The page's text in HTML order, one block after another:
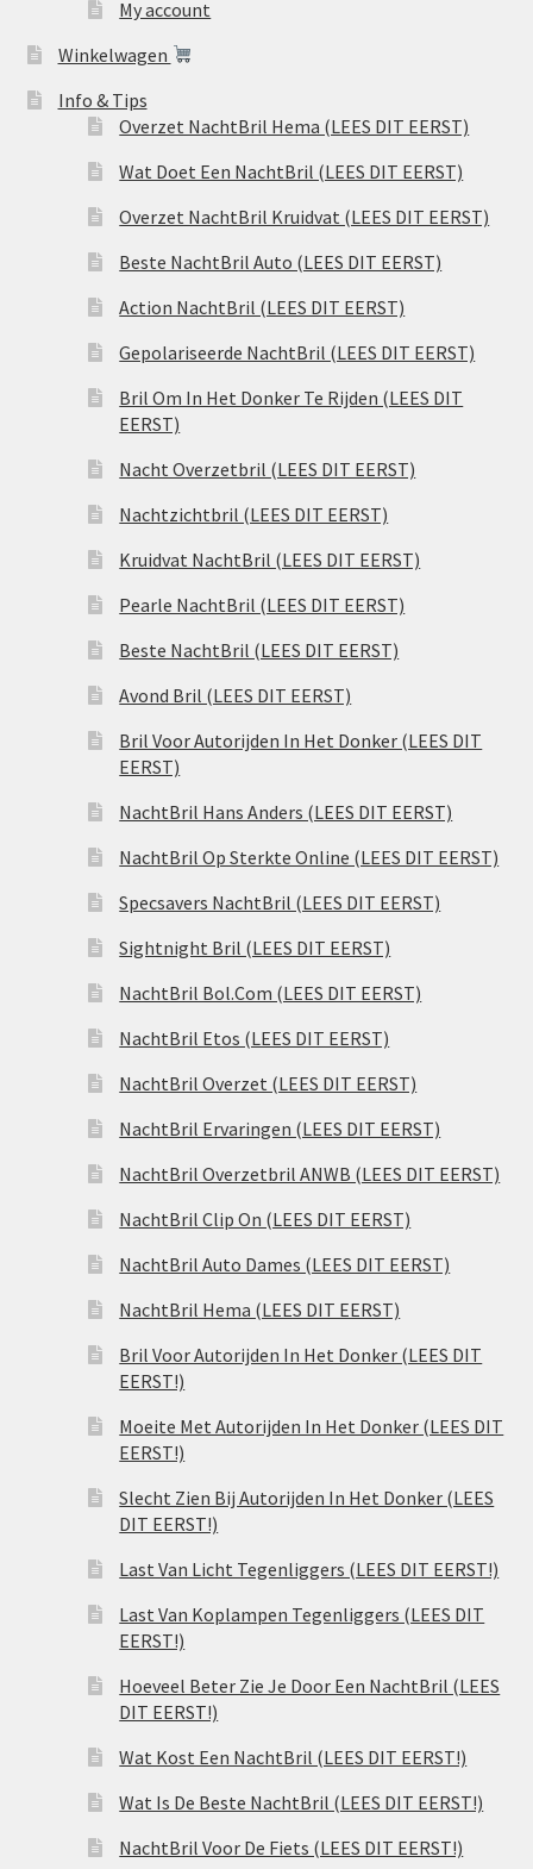
My account
Winkelwagen
Info & Tips
Overzet NachtBril Hema (LEES DIT EERST)
Wat Doet Een NachtBril (LEES DIT EERST)
Overzet NachtBril Kruidvat (LEES DIT EERST)
Beste NachtBril Auto (LEES DIT EERST)
Action NachtBril (LEES DIT EERST)
Gepolariseerde NachtBril (LEES DIT EERST)
Bril Om In Het Donker Te Rijden (LEES DIT
EERST)
Nacht Overzetbril (LEES DIT EERST)
Nachtzichtbril (LEES DIT EERST)
Kruidvat NachtBril (LEES DIT EERST)
Pearle NachtBril (LEES DIT EERST)
Beste NachtBril (LEES DIT EERST)
Avond Bril (LEES DIT EERST)
Bril Voor Autorijden In Het Donker (LEES DIT
EERST)
NachtBril Hans Anders (LEES DIT EERST)
NachtBril Op Sterkte Online (LEES DIT EERST)
Specsavers NachtBril (LEES DIT EERST)
Sightnight Bril (LEES DIT EERST)
NachtBril Bol.Com (LEES DIT EERST)
NachtBril Etos (LEES DIT EERST)
NachtBril Overzet (LEES DIT EERST)
NachtBril Ervaringen (LEES DIT EERST)
NachtBril Overzetbril ANWB (LEES DIT EERST)
NachtBril Clip On (LEES DIT EERST)
NachtBril Auto Dames (LEES DIT EERST)
NachtBril Hema (LEES DIT EERST)
Bril Voor Autorijden In Het Donker (LEES DIT
EERST!)
Moeite Met Autorijden In Het Donker (LEES DIT
EERST!)
Slecht Zien Bij Autorijden In Het Donker (LEES
DIT EERST!)
Last Van Licht Tegenliggers (LEES DIT EERST!)
Last Van Koplampen Tegenliggers (LEES DIT
EERST!)
Hoeveel Beter Zie Je Door Een NachtBril (LEES
DIT EERST!)
Wat Kost Een NachtBril (LEES DIT EERST!)
Wat Is De Beste NachtBril (LEES DIT EERST!)
NachtBril Voor De Fiets (LEES DIT EERST!)